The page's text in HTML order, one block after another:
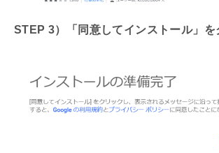
STEP 3）「同意してインストール」を